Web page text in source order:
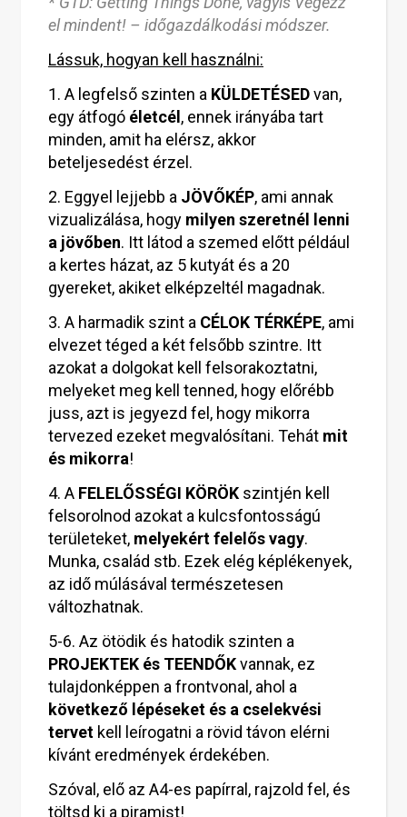
el mindent! – időgazdálkodási módszer.
Lássuk, hogyan kell használni:
1. A legfelső szinten a KÜLDETÉSEDvan,
egy átfogó életcél , ennek irányába tart
minden, amit ha elérsz, akkor
beteljesedést érzel.
2. Eggyel lejjebb a JÖVŐKÉP, ami annak
vizualizálása, hogy milyen szeretnél lenni
a jövőben. Itt látod a szemed előtt például
a kertes házat, az 5 kutyát és a 20
gyereket, akiket elképzeltél magadnak.
3. A harmadik szint a CÉLOK TÉRKÉPE, ami
elvezet téged a két felsőbb szintre. Itt
azokat a dolgokat kell felsorakoztatni,
melyeket meg kell tenned, hogy előrébb
juss, azt is jegyezd fel, hogy mikorra
tervezed ezeket megvalósítani. Tehát mit
és mikorra!
4. A FELELŐSSÉGI KÖRÖK szintjén kell
felsorolnod azokat a kulcsfontosságú
területeket, melyekért felelős vagy.
Munka, család stb. Ezek elég képlékenyek,
az idő múlásával természetesen
változhatnak.
5-6. Az ötödik és hatodik szinten a
PROJEKTEK és TEENDŐKvannak, ez
tulajdonképpen a frontvonal, ahol a
következő lépéseket és a cselekvési
tervet kell leírogatni a rövid távon elérni
kívánt eredmények érdekében.
Szóval, elő az A4-es papírral, rajzold fel, és
töltsd ki a piramist!